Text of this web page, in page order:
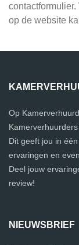
op de website
Op
Dit geeft jou in
ervaringen en
Deel jouw
review!
NIEUWSBRIEF